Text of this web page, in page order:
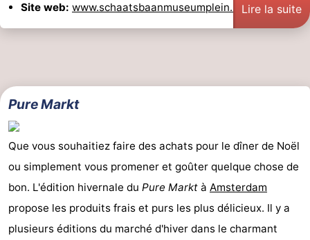
Site web: www.schaatsbaanmuseumplein.nl Lire la suite
Pure Markt
Que vous souhaitiez faire des achats pour le dîner de Noël
ou simplement vous promener et goûter quelque chose de
bon. L'édition hivernale du Pure Markt à Amsterdam
propose les produits frais et purs les plus délicieux. Il y a
plusieurs éditions du marché d'hiver dans le charmant